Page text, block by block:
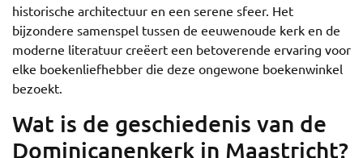
historische architectuur en een serene sfeer. Het
bijzondere samenspel tussen de eeuwenoude kerk en de
moderne literatuur creëert een betoverende ervaring voor
elke boekenliefhebber die deze ongewone boekenwinkel
bezoekt.
Wat is de geschiedenis van de
Dominicanenkerk in Maastricht?